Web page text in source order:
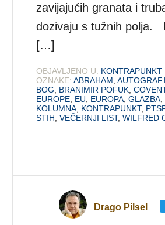
zavijajućih granata i
dozivaju s tužnih polja.
[…]
OBJAVLJENO U: KONTRAPUNKT
OZNAKE: ABRAHAM ,
BOG
BRANIMIR POFUK ,
EUROPE EU EUROPA ,GLAZBA
KOLUMNA KONTRAPUNKT,
STIH ,VEČERNJI LIST,WILFRED
Drago Pilsel